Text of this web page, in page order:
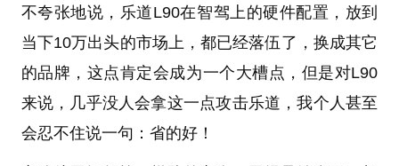
不夸张地说，乐道L90在智驾上的硬件配置，放到
当下10万出头的市场上，都已经落伍了，换成其它
的品牌，这点肯定会成为一个大槽点，但是对L90
来说，几乎没人会拿这一点攻击乐道，我个人甚至
会忍不住说一句：省的好！